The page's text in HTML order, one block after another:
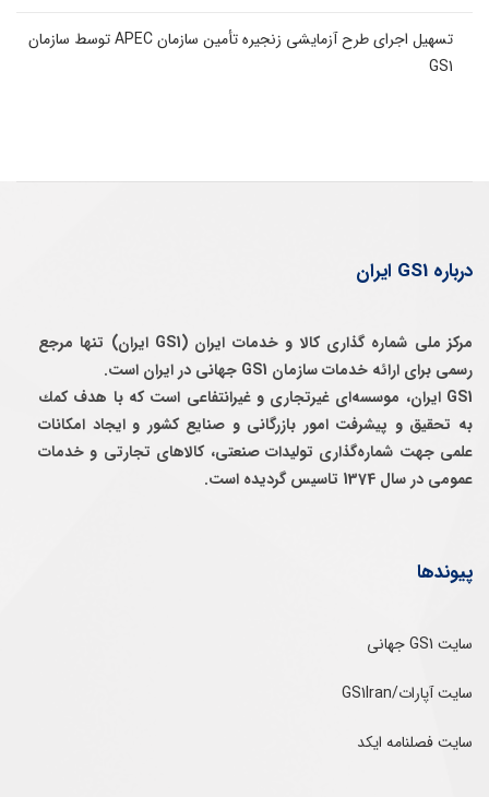
تسهیل اجرای طرح آزمایشی زنجیره تأمین سازمان APEC توسط سازمان
GS1
درباره GS1 ایران
مرکز ملی شماره گذاری کالا و خدمات ایران (GS1 ایران) تنها مرجع
رسمی برای ارائه خدمات سازمان GS1 جهانی در ایران است.
GS1 ایران، موسسه‌ای غيرتجاری و غيرانتفاعی است كه با هدف كمك
به تحقيق و پيشرفت امور بازرگانی و صنايع كشور و ايجاد امكانات
علمی جهت شماره‌گذاری توليدات صنعتی، كالاهای تجارتی و خدمات
عمومی در سال 1374 تاسيس گرديده است.
پیوندها
سایت GS1 جهانی
سایت آپارات/GS1Iran
سایت فصلنامه ایکد